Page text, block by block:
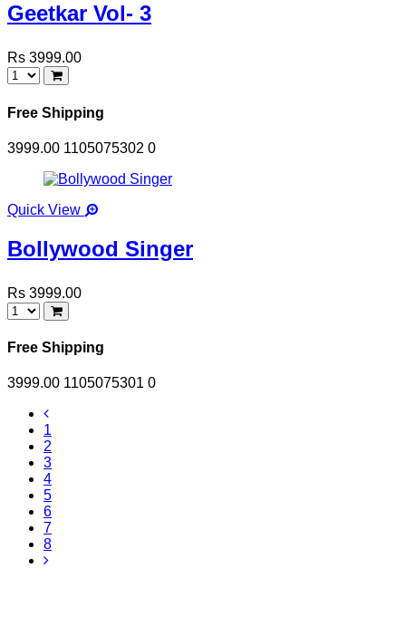
Geetkar Vol- 3
Rs 3999.00
Free Shipping
3999.00 1105075302 0
Quick View
Bollywood Singer
Rs 3999.00
Free Shipping
3999.00 1105075301 0
1
2
3
4
5
6
7
8